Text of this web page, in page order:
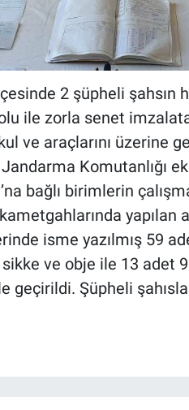
2 şüpheli şahsın
ile zorla senet
ve araçlarını üzerine
Jandarma Komutanlığı
bağlı birimlerin
isme yazılmış 59
ve obje ile 13 adet
geçirildi. Şüpheli